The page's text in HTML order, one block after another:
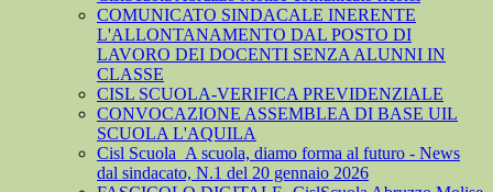
COMUNICATO SINDACALE INERENTE
L'ALLONTANAMENTO DAL POSTO DI
LAVORO DEI DOCENTI SENZA ALUNNI IN
CLASSE
CISL SCUOLA-VERIFICA PREVIDENZIALE
CONVOCAZIONE ASSEMBLEA DI BASE UIL
SCUOLA L'AQUILA
Cisl Scuola_A scuola, diamo forma al futuro - News
dal sindacato, N.1 del 20 gennaio 2026